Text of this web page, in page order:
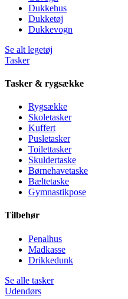
Dukkehus
Dukketøj
Dukkevogn
Se alt legetøj
Tasker
Tasker & rygsække
Rygsække
Skoletasker
Kuffert
Pusletasker
Toilettasker
Skuldertaske
Børnehavetaske
Bæltetaske
Gymnastikpose
Tilbehør
Penalhus
Madkasse
Drikkedunk
Se alle tasker
Udendørs